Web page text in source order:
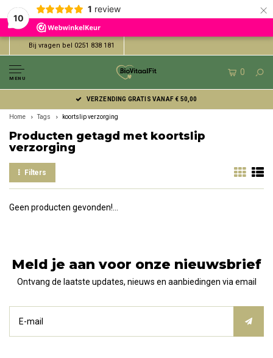
10
1 review ×
Bij vragen bel 0251 838 181
MENU
0
VERZENDING GRATIS VANAF € 50,00
Home Tags koortslip verzorging
Producten getagd met koortslip
verzorging
Filters
Geen producten gevonden!...
Meld je aan voor onze nieuwsbrief
Ontvang de laatste updates, nieuws en aanbiedingen via email